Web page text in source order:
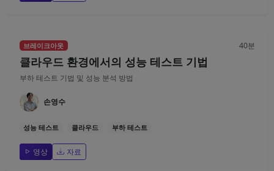
브레이크아웃 40분
클라우드 환경에서의 성능 테스트 기법
부하 테스트 기법 및 성능 분석 방법
손영수
성능 테스트 클라우드 부하 테스트
영상 자료